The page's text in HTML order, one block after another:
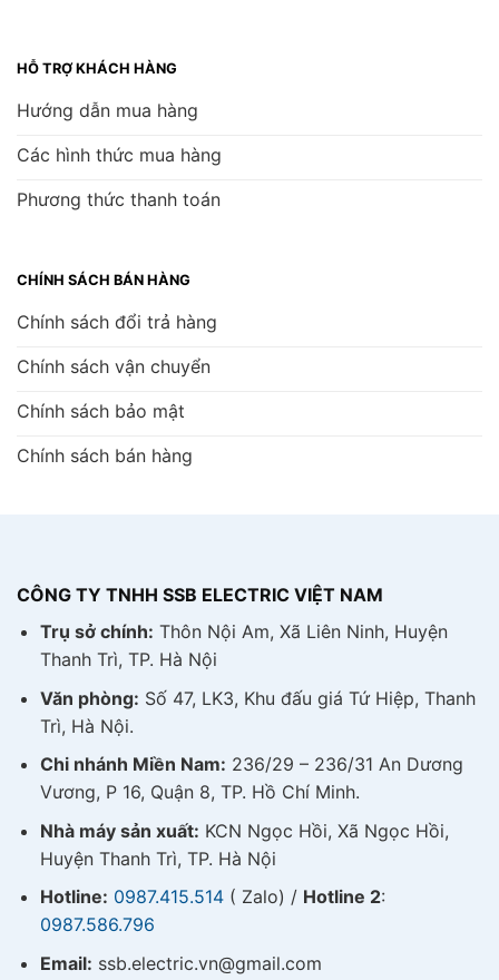
HỖ TRỢ KHÁCH HÀNG
Hướng dẫn mua hàng
Các hình thức mua hàng
Phương thức thanh toán
CHÍNH SÁCH BÁN HÀNG
Chính sách đổi trả hàng
Chính sách vận chuyển
Chính sách bảo mật
Chính sách bán hàng
CÔNG TY TNHH SSB ELECTRIC VIỆT NAM
Trụ sở chính: Thôn Nội Am, Xã Liên Ninh, Huyện
Thanh Trì, TP. Hà Nội
Văn phòng: Số 47, LK3, Khu đấu giá Tứ Hiệp, Thanh
Trì, Hà Nội.
Chi nhánh Miền Nam: 236/29 – 236/31 An Dương
Vương, P 16, Quận 8, TP. Hồ Chí Minh.
Nhà máy sản xuất: KCN Ngọc Hồi, Xã Ngọc Hồi,
Huyện Thanh Trì, TP. Hà Nội
Hotline: 0987.415.514( Zalo) / Hotline 2:
0987.586.796
Email: ssb.electric.vn@gmail.com